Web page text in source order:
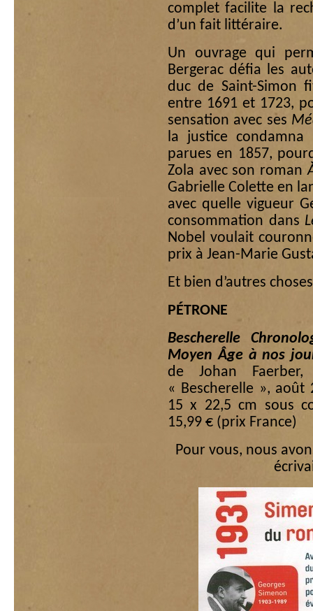
complet facilite la
d’un fait littéraire.
Un ouvrage qui
Bergerac défia les
duc de Saint-Simon
entre 1691 et 1723,
sensation avec ses
la justice
parues en 1857,
Zola avec son roman
Gabrielle Colette en
avec quelle vigueur
consommation dans
Nobel voulait
prix à Jean-Marie
Et bien d’autres
PÉTRONE
Bescherelle
Moyen Âge à nos
de Johan Faerber,
« Bescherelle »,
15 x 22,5 cm sous
15,99 € (prix France)
Pour vous, nous